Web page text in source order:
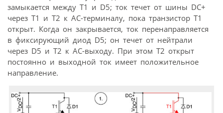
замыкается между Т1 и D5; ток течет от шины DC+
через Т1 и Т2 к АС-терминалу, пока транзистор Т1
открыт. Когда он закрывается, ток перенаправляется
в фиксирующий диод D5; он течет от нейтрали
через D5 и Т2 к АС-выходу. При этом Т2 открыт
постоянно и выходной ток имеет положительное
направление.